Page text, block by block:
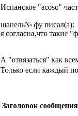
Испанское "acoso"
шанель№ фу писал(а):
я согласна,что такие
А "отвязаться" как
Только если каждый
Заголовок